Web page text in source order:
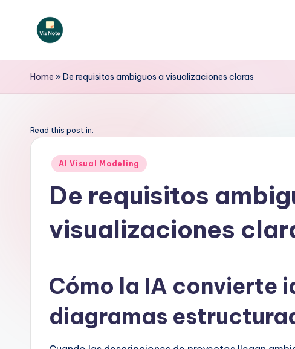
V
iz
o
is
Home »De requisitos ambiguos a visualizaciones claras
Read this post in:
Publicado
AI Visual Modeling
De requisitos
visualizaciones
Cómo la IA convierte
diagramas